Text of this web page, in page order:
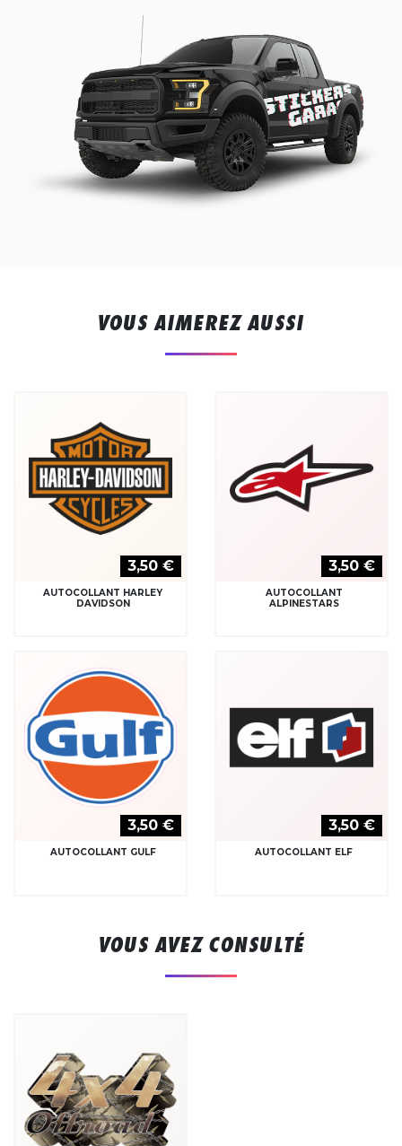
VOUS AIMEREZ AUSSI
3,50 €
AUTOCOLLANT HARLEY
DAVIDSON
3,50 €
AUTOCOLLANT
ALPINESTARS
3,50 €
AUTOCOLLANT GULF
3,50 €
AUTOCOLLANT ELF
VOUS AVEZ CONSULTÉ